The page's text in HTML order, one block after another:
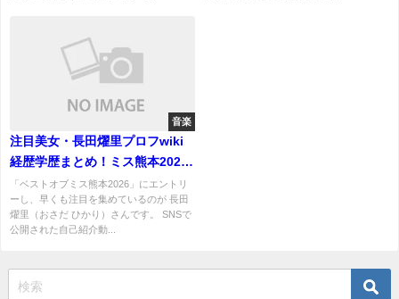
音楽
注目美女・長田燿里プロフwiki
経歴学歴まとめ！ミス熊本2026
エントリーNo.1の素顔！
「ベストオブミス熊本2026」にエントリ
ーし、早くも注目を集めているのが 長田
燿里（おさだ ひかり）さんです。 SNSで
公開された自己紹介動...